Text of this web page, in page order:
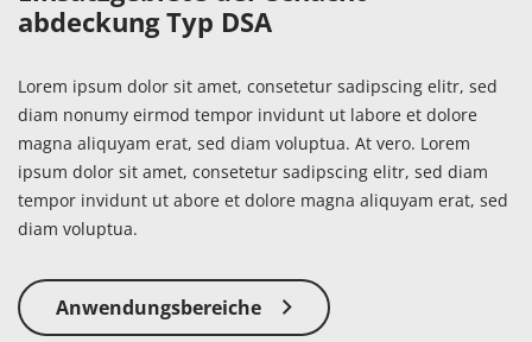
abdeckung Typ DSA
Lorem ipsum dolor sit amet, consetetur sadipscing elitr, sed
diam nonumy eirmod tempor invidunt ut labore et dolore
magna aliquyam erat, sed diam voluptua. At vero. Lorem
ipsum dolor sit amet, consetetur sadipscing elitr, sed diam
tempor invidunt ut abore et dolore magna aliquyam erat, sed
diam voluptua.
Anwendungsbereiche